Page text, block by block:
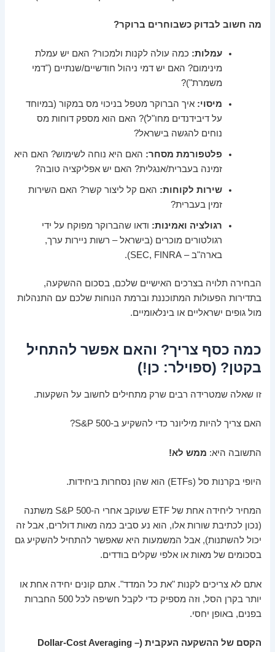
מה חשוב לבדוק כשבוחרים ברוקר?
עמלות: כמה עולה לקנות ולמכור? האם יש עמלת
מינימום? האם יש דמי ניהול חודשיים/שנתיים ("דמי
משמרת")?
מיסוי: איך הברוקר מטפל בניכוי מס במקור (במיוחד
על דיבידנדים מחו"ל)? האם הוא מספק דוחות מס
נוחים להגשה בישראל?
פלטפורמת מסחר: האם היא נוחה לשימוש? האם היא
זמינה בעברית/אנגלית? האם יש אפליקציה טובה?
שירות לקוחות: האם קל ליצור קשר? האם השירות
זמין בעברית?
רגולציה ואמינות: ודאו שהברוקר מפוקח על ידי
רגולטורים מוכרים (בישראל – רשות ניירות ערך,
בארה"ב – SEC, FINRA).
הבחירה תלויה בצרכים האישיים שלכם, בסכום ההשקעה,
בתדירות הפעולות המתוכננת וברמת הנוחות שלכם עם התנהלות
מול גופים ישראליים או בינלאומיים.
כמה כסף צריך? והאם אפשר להתחיל
בקטן? (ספוילר: כן!)
זו שאלה שמטרידה רבים שרק מתחילים לחשוב על השקעות.
האם צריך להיות מיליונר כדי להשקיע ב-S&P 500?
התשובה היא: ממש לא!
היופי בקרנות סל (ETFs) הוא שהן נסחרות ביחידות.
המחיר ליחידה אחת של ETF שעוקב אחרי ה-S&P 500 משתנה
(נכון לכתיבת שורות אלו, הוא נע סביב כמה מאות דולרים, אבל זה
יכול להשתנות), אבל המשמעות היא שאפשר להתחיל להשקיע גם
בסכומים של מאות או אלפי שקלים בודדים.
אתם לא צריכים לקנות "את כל המדד". אתם קונים יחידה אחת או
יותר בקרן הסל, וזה מספיק כדי לקבל חשיפה לכל 500 החברות
בפנים, באופן יחסי.
הקסם של ההשקעה העקבית (Dollar-Cost Averaging –